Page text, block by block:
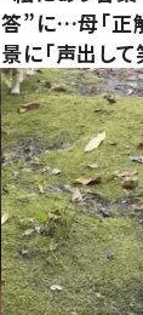
答”に…母「正
景に「声出して